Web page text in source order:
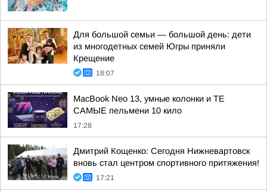
Для большой семьи — большой день: дети
из многодетных семей Югры приняли
Крещение
18:07
MacBook Neo 13, умные колонки и ТЕ
САМЫЕ пельмени 10 кило
17:28
Дмитрий Кощенко: Сегодня Нижневартовск
вновь стал центром спортивного притяжения!
17:21